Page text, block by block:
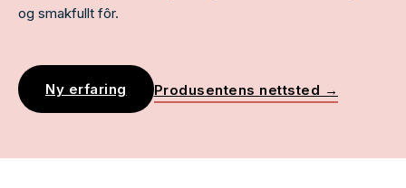
og smakfullt fôr.
Ny erfaring Produsentens nettsted →